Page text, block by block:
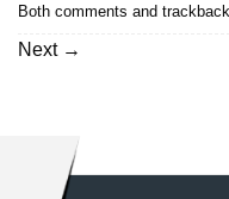
Both comments and
Next →